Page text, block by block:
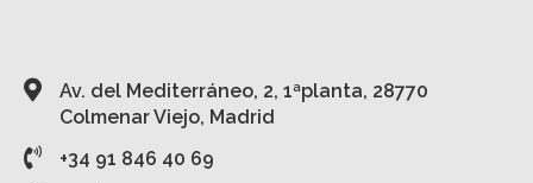
Av. del Mediterráneo, 2, 1ªplanta, 28770
Colmenar Viejo, Madrid
+34 91 846 40 69